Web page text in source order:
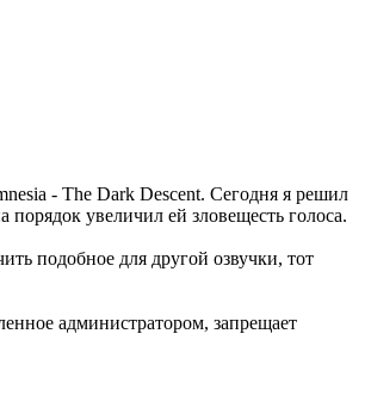
- The Dark Descent. Сегодня я решил
увеличил ей зловещесть голоса.
подобное для другой озвучки, тот
администратором, запрещает